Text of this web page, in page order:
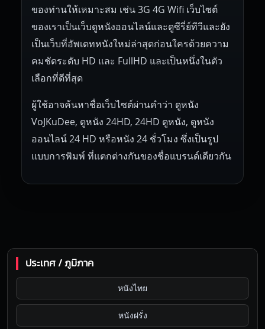
ของท่านให้เหมาะสม เช่น 3G 4G Wifi เว็บไซต์
ของเราเป็นเว็บดูหนังออนไลน์และดูซีรี่ย์ทีวีและยัง
เป็นเว็บที่อัพเดทหนังใหม่ล่าสุดก่อนใครด้วยความ
คมชัดระดับ HD และ FullHD และเป็นหนึ่งในตัว
เลือกที่ดีที่สุด
ผู้ใช้อาจค้นหาชื่อเว็บไซต์ผ่านคำว่า ดูหนัง
VoJKuDee, ดูหนัง 24HD, 24HD ดูหนัง, ดูหนัง
ออนไลน์ 24 HD หรือหนัง 24 ชั่วโมง ซึ่งเป็นรูป
แบบการพิมพ์ ที่แตกต่างกันของชื่อแบรนด์เดียวกัน
ประเทศ / ภูมิภาค
หนังไทย
หนังฝรั่ง